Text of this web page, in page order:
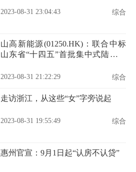
2023-08-31 23:04:43 综合
山高新能源(01250.HK)：联合中标
山东省“十四五”首批集中式陆上风
2023-08-31 21:22:29 综合
走访浙江，从这些“女”字旁说起
2023-08-31 19:55:49 综合
惠州官宣：9月1日起“认房不认贷”